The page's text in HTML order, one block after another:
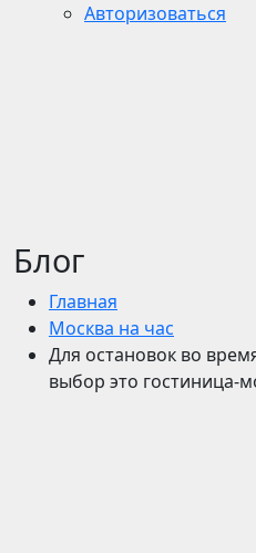
Авторизоваться
Блог
Главная
Москва на час
Для остановок во
выбор это гостиница-